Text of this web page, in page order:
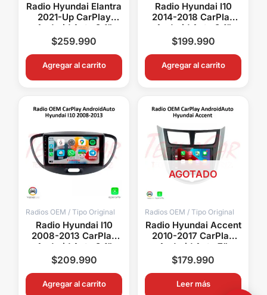
Radio Hyundai Elantra
2021-Up CarPlay
Android Auto 9.1”
Pantalla OEM Android
15 Bluetooth GPS
$259.990
Agregar al carrito
Radio Hyundai I10
2014-2018 CarPlay
Android Auto 9.1”
Pantalla OEM Android
15 Bluetooth GPS
$199.990
Agregar al carrito
Radios OEM / Tipo Original
Radio Hyundai I10
2008-2013 CarPlay
Android Auto 9.1”
Pantalla OEM Android
15 Bluetooth GPS
$209.990
Agregar al carrito
AGOTADO
Radios OEM / Tipo Original
Radio Hyundai Accent
2010-2017 CarPlay
Android Auto 7”
Pantalla OEM Android
15 Bluetooth GPS
$179.990
Leer más